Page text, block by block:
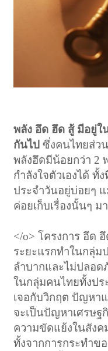
พลัง อึด ฮึด สู้ มีอยู่
กันไป ซึ่งคนไทยส่ว
พลังฮึดมีน้อยกว่า 2
กำลังใจตัวเองได้ ทั้
ประจำวันอยู่บ่อยๆ แ
ค่อยเก็บเรื่องนั้นๆ ม
</o> โครงการ อึด
ระยะแรกทำในกลุ่
ลำบากและไม่ปลอด
ในกลุ่มคนไทยทั้งปร
เจอกับวิกฤต ปัญหา
จะเป็นปัญหาเศรษ
ความขัดแย้งในสัง
ทั้งจากการกระทำข